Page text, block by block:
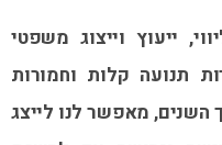
ייעוץ וייצוג משפטי
תנועה קלות וחמורות
השנים, מאפשר לנו לייצג